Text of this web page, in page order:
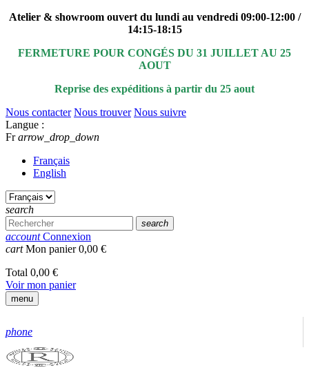
Atelier & showroom ouvert du lundi au vendredi 09:00-12:00 /
14:15-18:15
FERMETURE POUR CONGÉS DU 31 JUILLET AU 25
AOUT
Reprise des expéditions à partir du 25 aout
Nous contacter Nous trouver Nous suivre
Langue :
Fr arrow_drop_down
Français
English
search
search
account Connexion
cart Mon panier0,00 €
Total 0,00 €
Voir mon panier
menu
phone